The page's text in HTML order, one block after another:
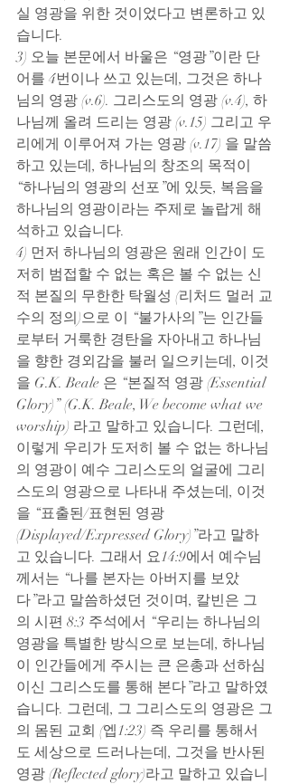
실 영광을 위한 것이었다고 변론하고 있
습니다.
3) 오늘 본문에서 바울은 “영광”이란 단
어를 4번이나 쓰고 있는데, 그것은 하나
님의 영광 (v.6). 그리스도의 영광 (v.4), 하
나님께 올려 드리는 영광 (v.15) 그리고 우
리에게 이루어져 가는 영광 (v.17) 을 말씀
하고 있는데, 하나님의 창조의 목적이
“하나님의 영광의 선포”에 있듯, 복음을
하나님의 영광이라는 주제로 놀랍게 해
석하고 있습니다.
4) 먼저 하나님의 영광은 원래 인간이 도
저히 범접할 수 없는 혹은 볼 수 없는 신
적 본질의 무한한 탁월성 (리처드 멀러 교
수의 정의)으로 이 “불가사의”는 인간들
로부터 거룩한 경탄을 자아내고 하나님
을 향한 경외감을 불러 일으키는데, 이것
을 G.K. Beale 은 “본질적 영광 (Essential
Glory)” (G.K. Beale, We become what we
worship) 라고 말하고 있습니다. 그런데,
이렇게 우리가 도저히 볼 수 없는 하나님
의 영광이 예수 그리스도의 얼굴에 그리
스도의 영광으로 나타내 주셨는데, 이것
을 “표출된/표현된 영광
(Displayed/Expressed Glory)”라고 말하
고 있습니다. 그래서 요14:9에서 예수님
께서는 “나를 본자는 아버지를 보았
다”라고 말씀하셨던 것이며, 칼빈은 그
의 시편 8:3 주석에서 “우리는 하나님의
영광을 특별한 방식으로 보는데, 하나님
이 인간들에게 주시는 큰 은총과 선하심
이신 그리스도를 통해 본다”라고 말하였
습니다. 그런데, 그 그리스도의 영광은 그
의 몸된 교회 (엡1:23) 즉 우리를 통해서
도 세상으로 드러나는데, 그것을 반사된
영광 (Reflected glory)라고 말하고 있습니